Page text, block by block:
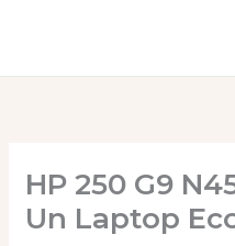
HP 250 G9
Un Laptop